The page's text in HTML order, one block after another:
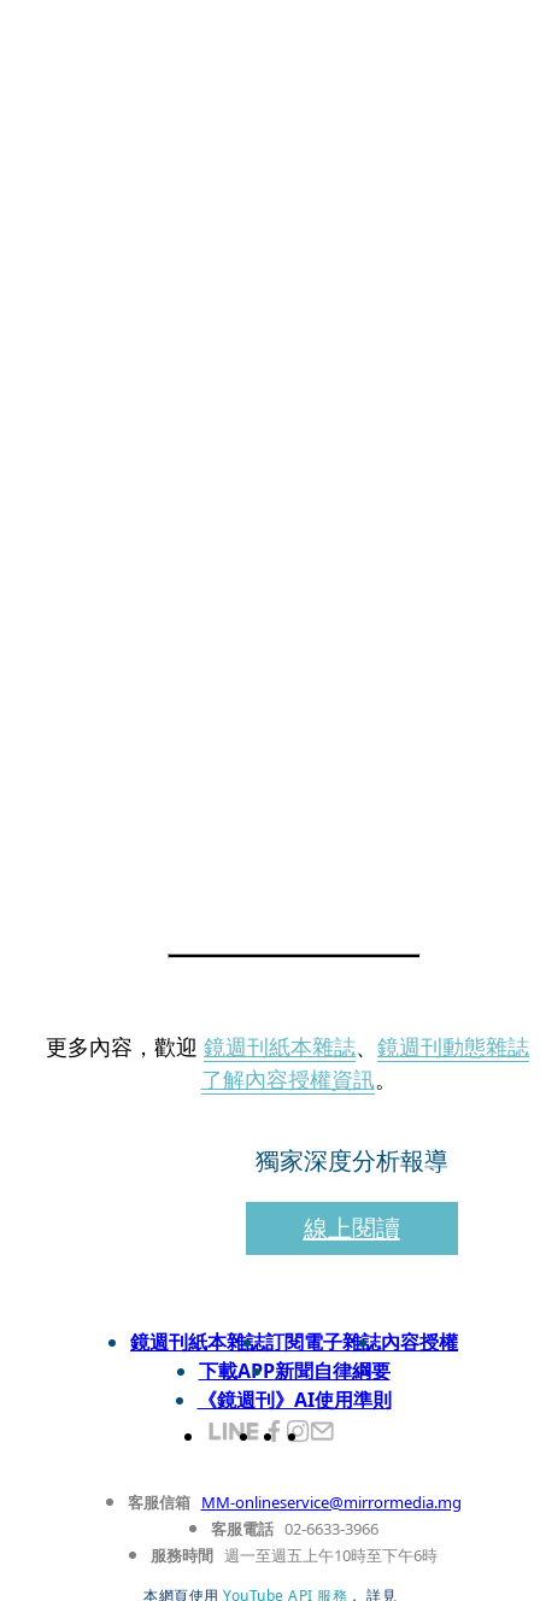
更多內容，歡迎 鏡週刊紙本雜誌、 鏡週刊動態雜誌
了解內容授權資訊。
獨家深度分析報導
線上閱讀
鏡週刊紙本雜誌訂閱電子雜誌內容授權
下載APP新聞自律綱要
《鏡週刊》AI使用準則
客服信箱 MM-onlineservice@mirrormedia.mg
客服電話 02-6633-3966
服務時間 週一至週五上午10時至下午6時
本網頁使用 YouTube API 服務 ， 詳見